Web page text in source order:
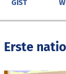
GIST
Erste